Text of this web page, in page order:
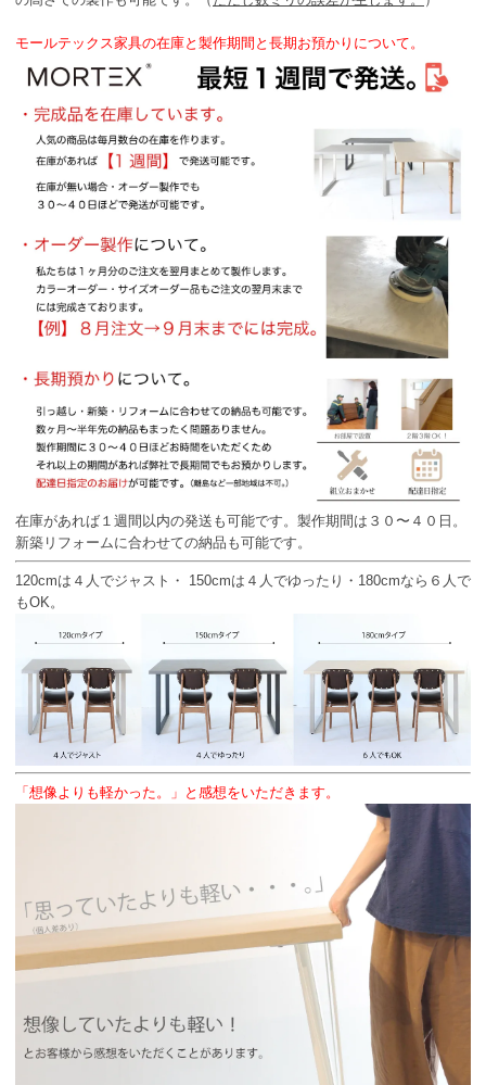
モールテックス家具の在庫と製作期間と長期お預かりについて。
在庫があれば１週間以内の発送も可能です。製作期間は３０〜４０日。
新築リフォームに合わせての納品も可能です。
120cmは４人でジャスト・ 150cmは４人でゆったり・180cmなら６人で
もOK。
「想像よりも軽かった。」と感想をいただきます。